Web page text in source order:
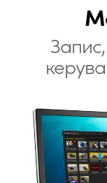
Програмне
Media Express
Моделі
Australia
Austria
Brazil
Canada
China
Denmark